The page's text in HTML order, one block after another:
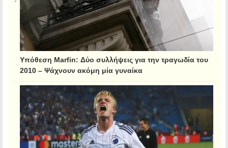
Υπόθεση Marfin: Δύο συλλήψεις για την τραγωδία του
2010 – Ψάχνουν ακόμη μία γυναίκα